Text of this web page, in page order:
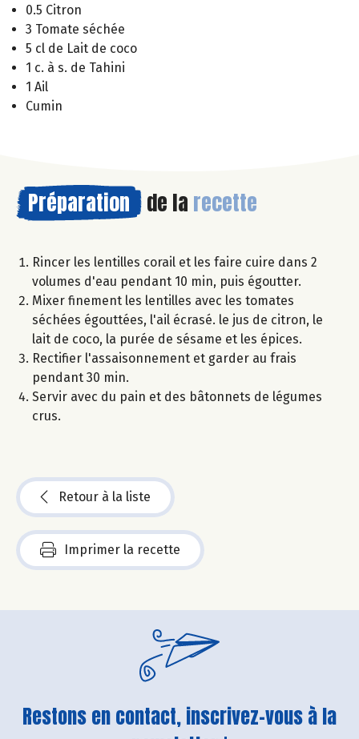
0.5 Citron
3 Tomate séchée
5 cl de Lait de coco
1 c. à s. de Tahini
1 Ail
Cumin
Préparation de la recette
Rincer les lentilles corail et les faire cuire dans 2
volumes d'eau pendant 10 min, puis égoutter.
Mixer finement les lentilles avec les tomates
séchées égouttées, l'ail écrasé. le jus de citron, le
lait de coco, la purée de sésame et les épices.
Rectifier l'assaisonnement et garder au frais
pendant 30 min.
Servir avec du pain et des bâtonnets de légumes
crus.
Retour à la liste
Imprimer la recette
Restons en contact, inscrivez-vous à la